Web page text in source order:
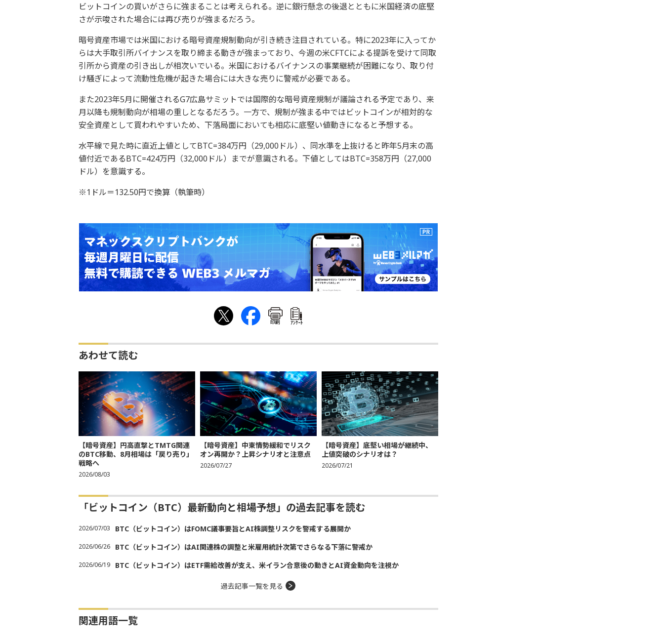
ビットコインの買いがさらに強まることは考えられる。逆に銀行懸念の後退とともに米国経済の底堅
さが示唆された場合には再び売りが強まるだろう。
暗号資産市場では米国における暗号資産規制動向が引き続き注目されている。特に2023年に入ってか
らは大手取引所バイナンスを取り締まる動きが強まっており、今週の米CFTCによる提訴を受けて同取
引所から資産の引き出しが相次いでいる。米国におけるバイナンスの事業継続が困難になり、取り付
け騒ぎによって流動性危機が起きた場合には大きな売りに警戒が必要である。
また2023年5月に開催されるG7広島サミットでは国際的な暗号資産規制が議論される予定であり、来
月以降も規制動向が相場の重しとなるだろう。一方で、規制が強まる中ではビットコインが相対的な
安全資産として買われやすいため、下落局面においても相応に底堅い値動きになると予想する。
水平線で見た時に直近上値としてBTC=384万円（29,000ドル）、同水準を上抜けると昨年5月末の高
値付近であるBTC=424万円（32,000ドル）までが意識される。下値としてはBTC=358万円（27,000
ドル）を意識する。
※1ドル＝132.50円で換算（執筆時）
印刷 ｱﾝｹｰﾄ
あわせて読む
【暗号資産】円高直撃とTMTG関連
のBTC移動、8月相場は「戻り売り」
戦略へ
2026/08/03
【暗号資産】中東情勢緩和でリスク
オン再開か？上昇シナリオと注意点
2026/07/27
【暗号資産】底堅い相場が継続中、
上値突破のシナリオは？
2026/07/21
「ビットコイン（BTC）最新動向と相場予想」の過去記事を読む
2026/07/03 BTC（ビットコイン）はFOMC議事要旨とAI株調整リスクを警戒する展開か
2026/06/26 BTC（ビットコイン）はAI関連株の調整と米雇用統計次第でさらなる下落に警戒か
2026/06/19 BTC（ビットコイン）はETF需給改善が支え、米イラン合意後の動きとAI資金動向を注視か
過去記事一覧を見る
関連用語一覧